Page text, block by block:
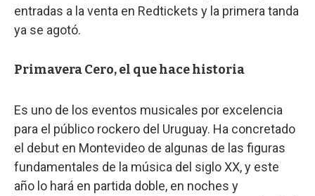
entradas a la venta en Redtickets y la primera tanda
ya se agotó.
Primavera Cero, el que hace historia
Es uno de los eventos musicales por excelencia
para el público rockero del Uruguay. Ha concretado
el debut en Montevideo de algunas de las figuras
fundamentales de la música del siglo XX, y este
año lo hará en partida doble, en noches y